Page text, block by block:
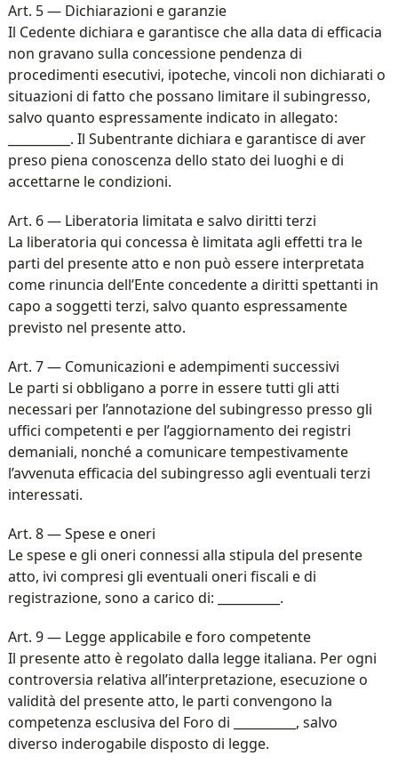
Art. 5 — Dichiarazioni e garanzie
Il Cedente dichiara e garantisce che alla data di efficacia
non gravano sulla concessione pendenza di
procedimenti esecutivi, ipoteche, vincoli non dichiarati o
situazioni di fatto che possano limitare il subingresso,
salvo quanto espressamente indicato in allegato:
__________. Il Subentrante dichiara e garantisce di aver
preso piena conoscenza dello stato dei luoghi e di
accettarne le condizioni.
Art. 6 — Liberatoria limitata e salvo diritti terzi
La liberatoria qui concessa è limitata agli effetti tra le
parti del presente atto e non può essere interpretata
come rinuncia dell’Ente concedente a diritti spettanti in
capo a soggetti terzi, salvo quanto espressamente
previsto nel presente atto.
Art. 7 — Comunicazioni e adempimenti successivi
Le parti si obbligano a porre in essere tutti gli atti
necessari per l’annotazione del subingresso presso gli
uffici competenti e per l’aggiornamento dei registri
demaniali, nonché a comunicare tempestivamente
l’avvenuta efficacia del subingresso agli eventuali terzi
interessati.
Art. 8 — Spese e oneri
Le spese e gli oneri connessi alla stipula del presente
atto, ivi compresi gli eventuali oneri fiscali e di
registrazione, sono a carico di: __________.
Art. 9 — Legge applicabile e foro competente
Il presente atto è regolato dalla legge italiana. Per ogni
controversia relativa all’interpretazione, esecuzione o
validità del presente atto, le parti convengono la
competenza esclusiva del Foro di __________, salvo
diverso inderogabile disposto di legge.